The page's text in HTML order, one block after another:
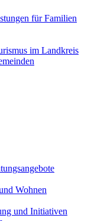
für Familien
im Landkreis
Wohnen
und Initiativen